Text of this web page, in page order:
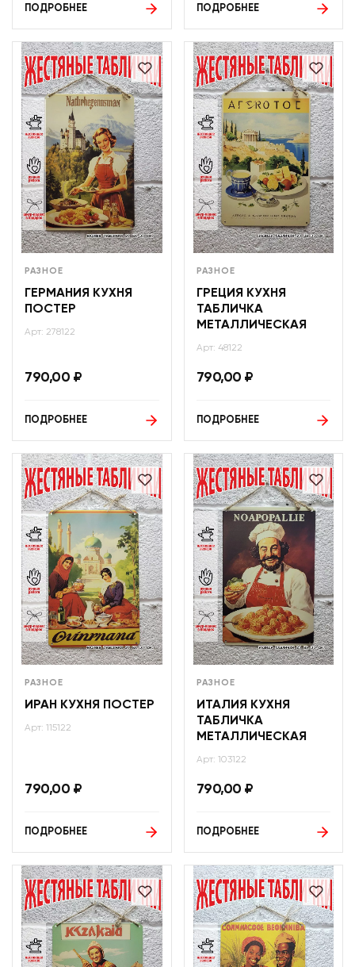
ПОДРОБНЕЕ ПОДРОБНЕЕ
РАЗНОЕ
ГЕРМАНИЯ КУХНЯ
ПОСТЕР
Арт: 278122
790,00 ₽
ПОДРОБНЕЕ
РАЗНОЕ
ГРЕЦИЯ КУХНЯ
ТАБЛИЧКА
МЕТАЛЛИЧЕСКАЯ
Арт: 48122
790,00 ₽
ПОДРОБНЕЕ
РАЗНОЕ
ИРАН КУХНЯ ПОСТЕР
Арт: 115122
790,00 ₽
ПОДРОБНЕЕ
РАЗНОЕ
ИТАЛИЯ КУХНЯ
ТАБЛИЧКА
МЕТАЛЛИЧЕСКАЯ
Арт: 103122
790,00 ₽
ПОДРОБНЕЕ